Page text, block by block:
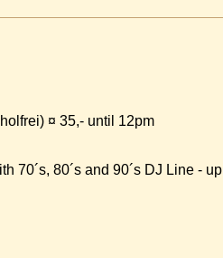
¤ 35,- until 12pm
70´s, 80´s and 90´s DJ Line - up